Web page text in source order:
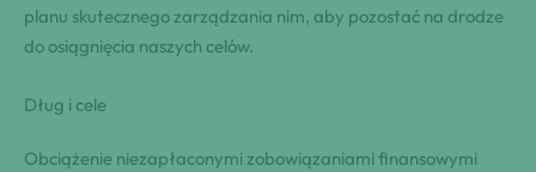
planu skutecznego zarządzania nim, aby pozostać na drodze
do osiągnięcia naszych celów.
Dług i cele
Obciążenie niezapłaconymi zobowiązaniami finansowymi